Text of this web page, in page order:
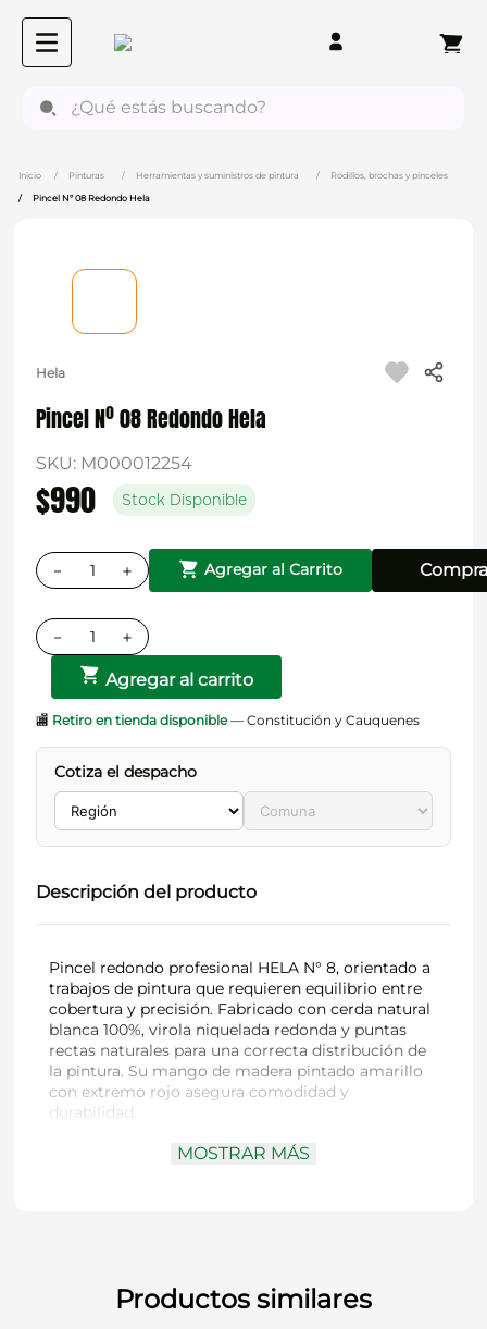
Pinturas Herramientas y suministros de pintura Rodillos, brochas y pinceles
Pincel Nº 08 Redondo Hela
Hela
Pincel Nº 08 Redondo Hela
SKU: M000012254
$990 Stock Disponible
＋
－ Agregar al Carrito
＋
－
Agregar al carrito
🏬 Retiro en tienda disponible— Constitución y Cauquenes
Cotiza el despacho
Descripción del producto
Pincel redondo profesional HELA N° 8, orientado a
trabajos de pintura que requieren equilibrio entre
cobertura y precisión. Fabricado con cerda natural
blanca 100%, virola niquelada redonda y puntas
rectas naturales para una correcta distribución de
la pintura. Su mango de madera pintado amarillo
con extremo rojo asegura comodidad y
durabilidad.
Mango:
Madera pintada amarillo con
extremo rojo
MOSTRAR MÁS
Productos similares